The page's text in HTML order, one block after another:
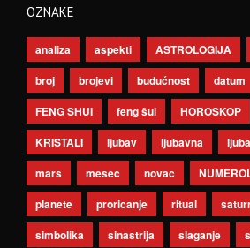
OZNAKE
analiza aspekti ASTROLOGIJA
broj
brojevi budućnost datum
FENG SHUI
feng šui HOROSKOP
KRISTALI
ljubav ljubavna
mars
mesec novac
planete
proricanje ritual
simbolika
sinastrija slaganje